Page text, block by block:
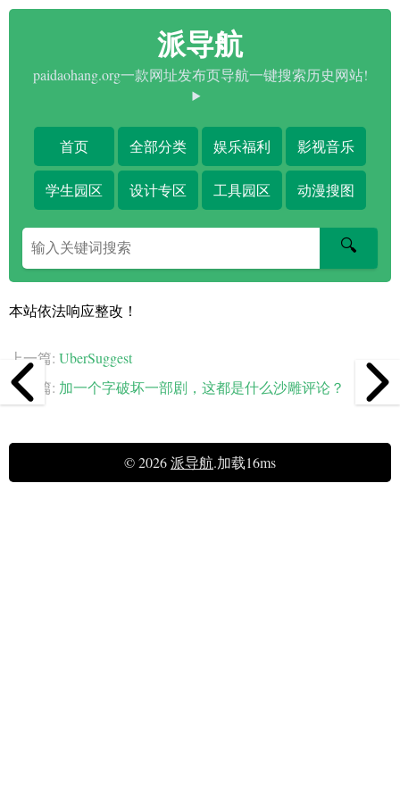
派导航
paidaohang.org一款网址发布页导航一键搜索历史网站!
首页 全部分类 娱乐福利 影视音乐
学生园区 设计专区 工具园区 动漫搜图
搜
索
字
🔍
本站依法响应整改！
上一篇: UberSuggest
下一篇: 加一个字破坏一部剧，这都是什么沙雕评论？
© 2026派导航.加载16ms